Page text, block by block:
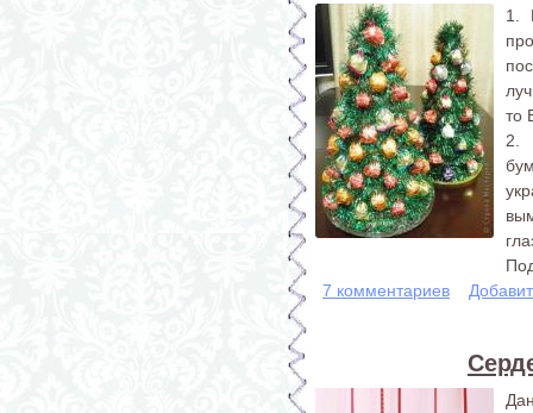
1.
то
2.
7 комментариев